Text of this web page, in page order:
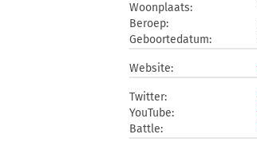
Woonplaats:
Beroep:
Geboortedatum:
Website:
Twitter:
YouTube:
Battle: